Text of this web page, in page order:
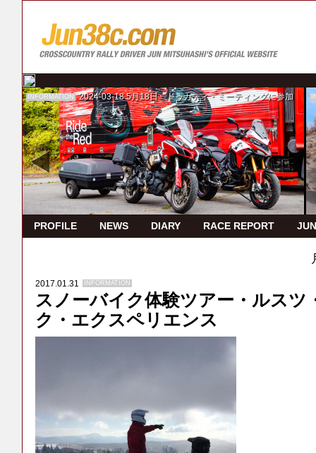
INFORMATION 2024-03-18 5月18日 ドゥカティ・ミーティングに参加
PROFILE NEWS DIARY RACE REPORT
2017.01.31 INFORMATION
スノーバイク体験ツアー・ルスツ
ク・エクスペリエンス